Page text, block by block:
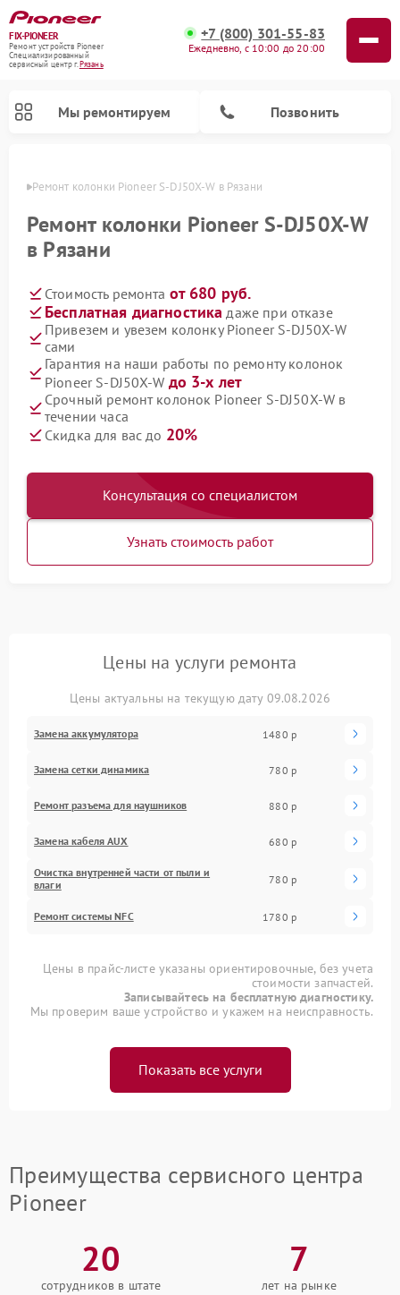
FIX-PIONEER
Ремонт устройств Pioneer
Специализированный
cервисный центр г.Рязань
+7 (800) 301-55-83
Ежедневно, с 10:00 до 20:00
Мы ремонтируем Позвонить
Ремонт колонки Pioneer S-DJ50X-W в Рязани
Ремонт колонки Pioneer S-DJ50X-W
в Рязани
Стоимость ремонта от 680 руб.
Бесплатная диагностика даже при отказе
Привезем и увезем колонку Pioneer S-DJ50X-W
сами
Гарантия на наши работы по ремонту колонок
Pioneer S-DJ50X-W до 3-х лет
Срочный ремонт колонок Pioneer S-DJ50X-W в
течении часа
Скидка для вас до 20%
Консультация со специалистом
Узнать стоимость работ
Цены на услуги ремонта
Цены актуальны на текущую дату 09.08.2026
Замена аккумулятора 1480 р
Замена сетки динамика 780 р
Ремонт разъема для наушников 880 р
Замена кабеля AUX 680 р
Очистка внутренней части от пыли и
влаги
780 р
Ремонт системы NFC 1780 р
Цены в прайс-листе указаны ориентировочные, без учета
стоимости запчастей.
Записывайтесь на бесплатную диагностику.
Мы проверим ваше устройство и укажем на неисправность.
Показать все услуги
Преимущества сервисного центра
Pioneer
20
сотрудников в штате
7
лет на рынке